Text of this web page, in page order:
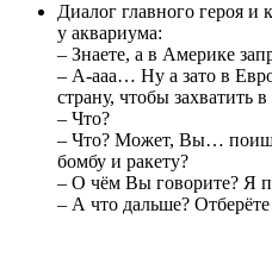
Диалог главного героя и
у аквариума:
– Знаете, а в Америке
– А-ааа… Ну а зато в
страну, чтобы захватить
– Что?
– Что? Может, Вы…
бомбу и ракету?
– О чём Вы говорите? Я
– А что дальше?